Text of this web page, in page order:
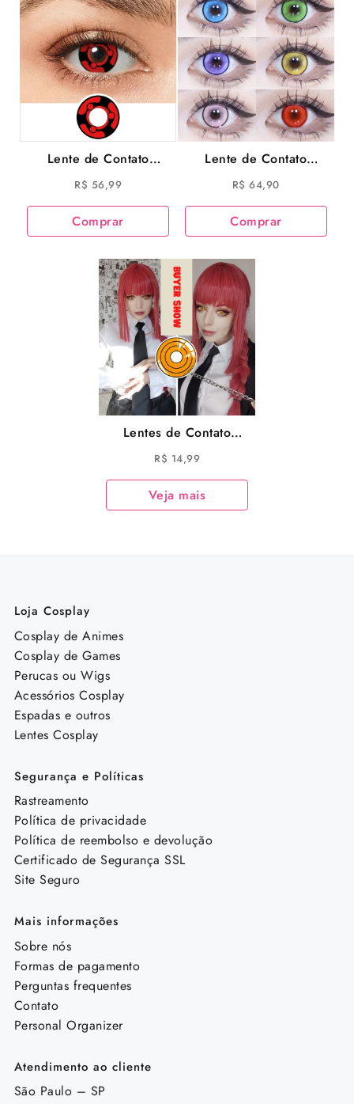
Lente de Contato
Sharingan Mangekyou
Madara Cosplay
JeweLens 14.5mm –
SEM GRAU
R$ 56,99
Comprar
Lente de Contato
Colorida JeweLens
14.5mm 6 meses |
Cosplay e Estilo | Loja
Cosplay
R$ 64,90
Comprar
Lentes de Contato
Makima para Cosplay
Anime Chainsaw
R$ 14,99
Veja mais
Loja Cosplay
Cosplay de Animes
Cosplay de Games
Perucas ou Wigs
Acessórios Cosplay
Espadas e outros
Lentes Cosplay
Segurança e Políticas
Rastreamento
Política de privacidade
Política de reembolso e devolução
Certificado de Segurança SSL
Site Seguro
Mais informações
Sobre nós
Formas de pagamento
Perguntas frequentes
Contato
Personal Organizer
Atendimento ao cliente
São Paulo – SP